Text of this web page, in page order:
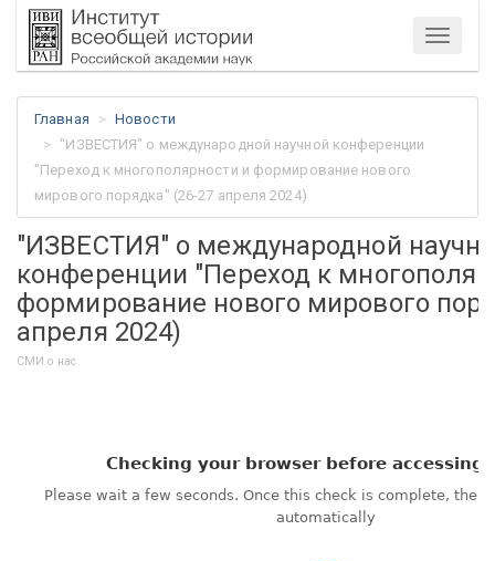
Меню
Главная
Новости
"ИЗВЕСТИЯ" о международной научной конференции
"Переход к многополярности и формирование нового
мирового порядка" (26-27 апреля 2024)
"ИЗВЕСТИЯ" о международной
конференции "Переход к
формирование нового мирового
апреля 2024)
СМИ о нас